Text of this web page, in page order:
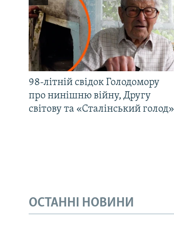
98-літній свідок Голодомору
про нинішню війну, Другу
світову та «Сталінський голод»
ОСТАННІ НОВИНИ